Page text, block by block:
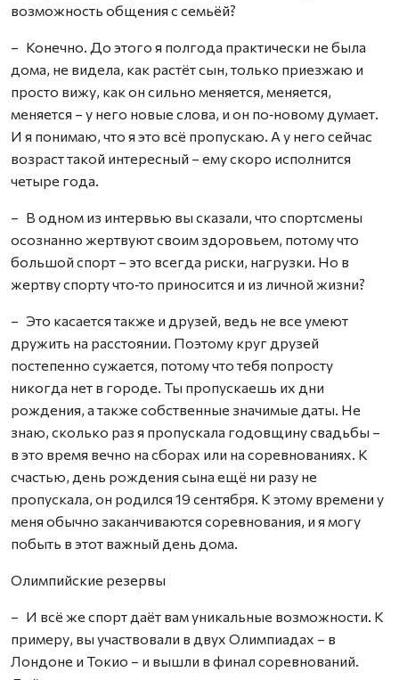
возможность общения с семьёй?
– Конечно. До этого я полгода практически не была
дома, не видела, как растёт сын, только приезжаю и
просто вижу, как он сильно меняется, меняется,
меняется – у него новые слова, и он по‑новому думает.
И я понимаю, что я это всё пропускаю. А у него сейчас
возраст такой интересный – ему скоро исполнится
четыре года.
– В одном из интервью вы сказали, что спортсмены
осознанно жертвуют своим здоровьем, потому что
большой спорт – это всегда риски, нагрузки. Но в
жертву спорту что‑то приносится и из личной жизни?
– Это касается также и друзей, ведь не все умеют
дружить на расстоянии. Поэтому круг друзей
постепенно сужается, потому что тебя попросту
никогда нет в городе. Ты пропускаешь их дни
рождения, а также собственные значимые даты. Не
знаю, сколько раз я пропускала годовщину свадьбы –
в это время вечно на сборах или на соревнованиях. К
счастью, день рождения сына ещё ни разу не
пропускала, он родился 19 сентября. К этому времени у
меня обычно заканчиваются соревнования, и я могу
побыть в этот важный день дома.
Олимпийские резервы
– И всё же спорт даёт вам уникальные возможности. К
примеру, вы участвовали в двух Олимпиадах – в
Лондоне и Токио – и вышли в финал соревнований.